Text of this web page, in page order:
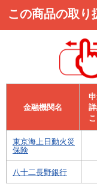
この商品の取り
金融機関名
東京海上日動火災
保険
八十二長野銀行